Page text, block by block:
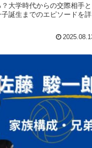
大学時代からの交際相手と
誕生までのエピソードを詳